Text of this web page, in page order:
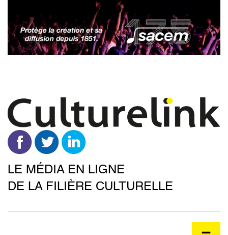
contenu
principal
LE MÉDIA EN LIGNE
DE LA FILIÈRE CULTURELLE